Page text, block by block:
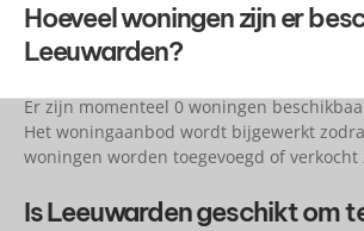
Hoeveel woningen zijn er
Leeuwarden?
Er zijn momenteel 0 woningen
Het woningaanbod wordt bijgewerkt
woningen worden toegevoegd of verkocht
Is Leeuwarden geschikt om